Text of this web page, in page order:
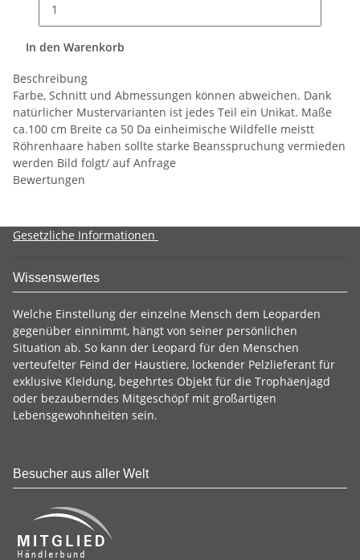
In den Warenkorb
Beschreibung
Farbe, Schnitt und Abmessungen können abweichen. Dank
natürlicher Mustervarianten ist jedes Teil ein Unikat. Maße
ca.100 cm Breite ca 50 Da einheimische Wildfelle meistt
Röhrenhaare haben sollte starke Beansspruchung vermieden
werden Bild folgt/ auf Anfrage
Bewertungen
Gesetzliche Informationen
Wissenswertes
Welche Einstellung der einzelne Mensch dem Leoparden
gegenüber einnimmt, hängt von seiner persönlichen
Situation ab. So kann der Leopard für den Menschen
verteufelter Feind der Haustiere, lockender Pelzlieferant für
exklusive Kleidung, begehrtes Objekt für die Trophäenjagd
oder bezauberndes Mitgeschöpf mit großartigen
Lebensgewohnheiten sein.
Besucher aus aller Welt